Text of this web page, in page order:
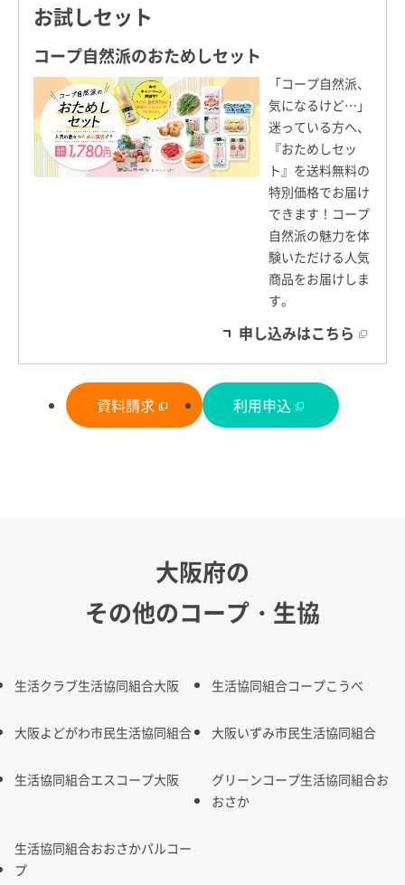
お試しセット
コープ自然派のおためしセット
「コープ自然派、
気になるけど…」
迷っている方へ、
『おためしセッ
ト』を送料無料の
特別価格でお届け
できます！コープ
自然派の魅力を体
験いただける人気
商品をお届けしま
す。
申し込みはこちら
資料請求 利用申込
大阪府の
その他のコープ・生協
生活クラブ生活協同組合大阪 生活協同組合コープこうべ
大阪よどがわ市民生活協同組合 大阪いずみ市民生活協同組合
生活協同組合エスコープ大阪
グリーンコープ生活協同組合お
おさか
生活協同組合おおさかパルコー
プ